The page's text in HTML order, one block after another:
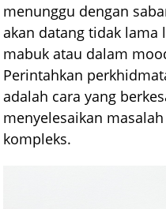
menunggu dengan
akan datang tidak
mabuk atau dalam
Perintahkan
adalah cara yang
menyelesaikan
kompleks.